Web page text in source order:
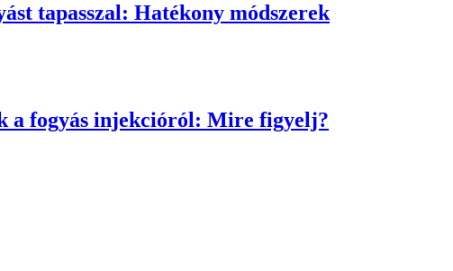
tapasszal: Hatékony módszerek
a fogyás injekcióról: Mire figyelj?